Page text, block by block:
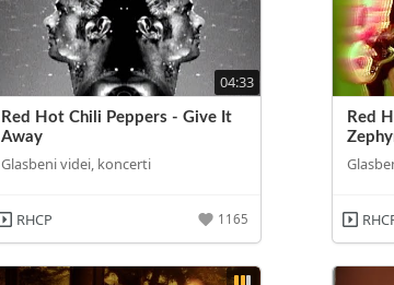
04:33
Red Hot Chili Peppers - Give It
Away
Glasbeni videi, koncerti
RHCP 1165
Red